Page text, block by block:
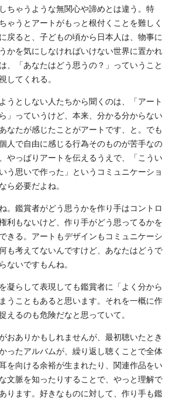
ちゃうような無関心や諦めとは違う。特
ゃうとアートがもっと根付くことを難しく
戻ると、子どもの頃から日本人は、物事に
かを気にしなければいけない世界に置かれ
、「あなたはどう思うの？」っていうこと
してくれる。
うとしない人たちから聞くのは、「アート
」っていうけど、本来、分かる分からない
なたが感じたことがアートです、と。でも
人で自由に感じる行為そのものが苦手なの
やっぱりアートを伝えるうえで、「こうい
う思いで作った」というコミュニケーショ
ら必要だよね。
。鑑賞者がどう思うかを作り手はコントロ
利もないけど、作り手がどう思ってるかを
きる。アートもデザインもコミュニケーシ
も考えてないんですけど、あなたはどうで
ないですもんね。
凝らして表現しても鑑賞者に「よく分から
うこともあると思います。それを一概に作
えるのも危険だなと思っていて。
おありかもしれませんが、最初聴いたとき
ったアルバムが、繰り返し聴くことで全体
を向ける余裕が生まれたり、関連作品をい
文脈を知ったりすることで、やっと理解で
ります。好きなものに対して、作り手も鑑